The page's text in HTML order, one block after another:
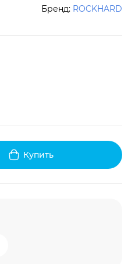
Бренд: ROCKHARD
Купить